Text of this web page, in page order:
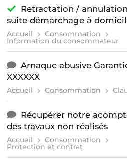
Retractation /
suite démarchage à
Accueil Consommation
Information du consommateur
Arnaque abusive
XXXXXX
Accueil Consommation
Récupérer notre
des travaux non réalisés
Accueil Consommation
Protection et contrat